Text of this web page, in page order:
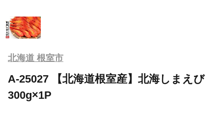
北海道 根室市
A-25027 【北海道根室産】北海しまえび
300g×1P